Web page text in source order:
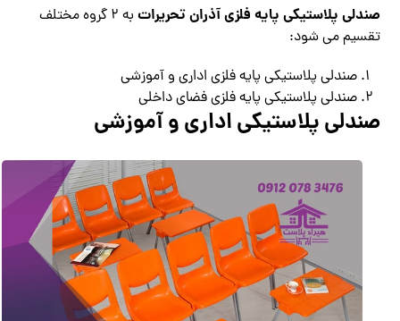
صندلی پلاستیکی پایه فلزی آذران تحریرات
به 2 گروه مختلف
تقسیم می شود:
صندلی پلاستیکی پایه فلزی اداری و آموزشی
صندلی پلاستیکی پایه فلزی فضای داخلی
صندلی پلاستیکی اداری و آموزشی